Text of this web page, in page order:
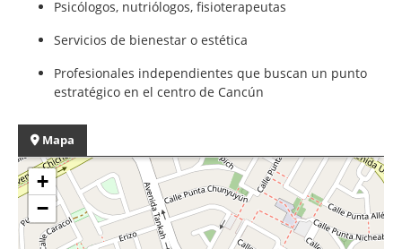
Psicólogos, nutriólogos, fisioterapeutas
Servicios de bienestar o estética
Profesionales independientes que buscan un punto
estratégico en el centro de Cancún
Mapa
+
−